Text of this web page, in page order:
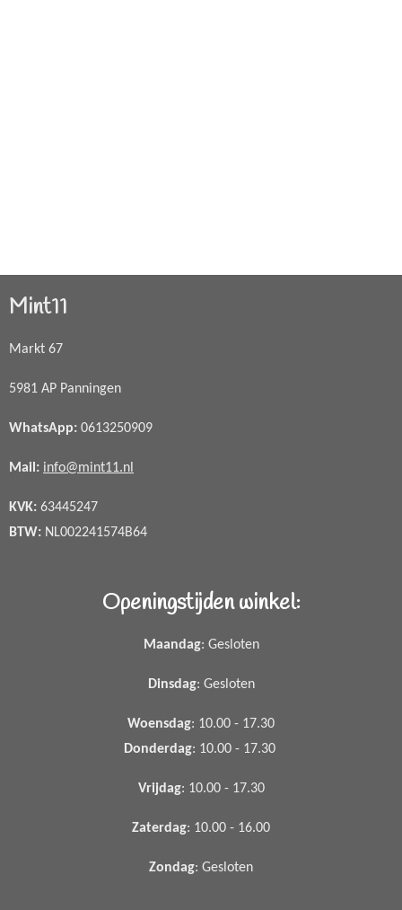
Mint11
Markt 67
5981 AP Panningen
WhatsApp: 0613250909
Mail: info@mint11.nl
KVK: 63445247
BTW: NL002241574B64
Openingstijden winkel:
Maandag: Gesloten
Dinsdag: Gesloten
Woensdag: 10.00 - 17.30
Donderdag: 10.00 - 17.30
Vrijdag: 10.00 - 17.30
Zaterdag: 10.00 - 16.00
Zondag: Gesloten